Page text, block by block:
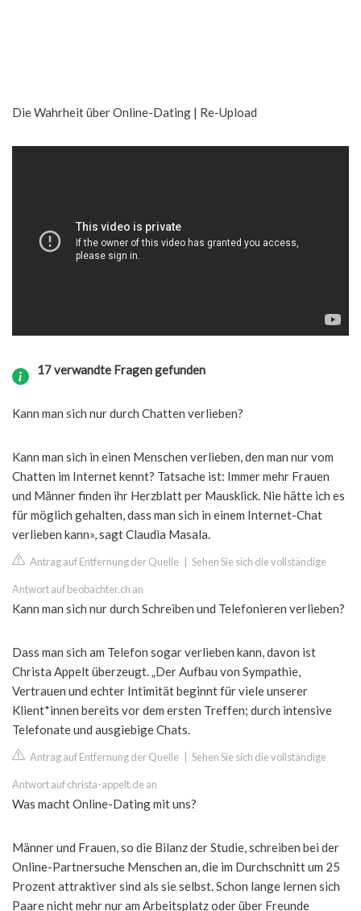
Die Wahrheit über Online-Dating | Re-Upload
17 verwandte Fragen gefunden
Kann man sich nur durch Chatten verlieben?
Kann man sich in einen Menschen verlieben, den man nur vom
Chatten im Internet kennt? Tatsache ist: Immer mehr Frauen
und Männer finden ihr Herzblatt per Mausklick. Nie hätte ich es
für möglich gehalten, dass man sich in einem Internet-Chat
verlieben kann», sagt Claudia Masala.
Antrag auf Entfernung der Quelle Sehen Sie sich die vollständige
Antwort auf beobachter.ch an
Kann man sich nur durch Schreiben und Telefonieren verlieben?
Dass man sich am Telefon sogar verlieben kann, davon ist
Christa Appelt überzeugt. „Der Aufbau von Sympathie,
Vertrauen und echter Intimität beginnt für viele unserer
Klient*innen bereits vor dem ersten Treffen; durch intensive
Telefonate und ausgiebige Chats.
Antrag auf Entfernung der Quelle Sehen Sie sich die vollständige
Antwort auf christa-appelt.de an
Was macht Online-Dating mit uns?
Männer und Frauen, so die Bilanz der Studie, schreiben bei der
Online-Partnersuche Menschen an, die im Durchschnitt um 25
Prozent attraktiver sind als sie selbst. Schon lange lernen sich
Paare nicht mehr nur am Arbeitsplatz oder über Freunde